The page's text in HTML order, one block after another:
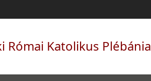
Római Katolikus Plébánia